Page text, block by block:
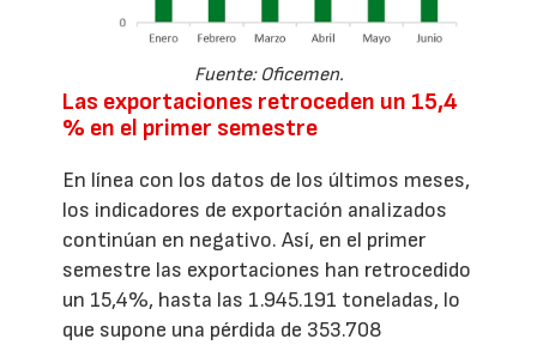
Fuente: Oficemen.
Las exportaciones retroceden un 15,4
% en el primer semestre
En línea con los datos de los últimos meses,
los indicadores de exportación analizados
continúan en negativo. Así, en el primer
semestre las exportaciones han retrocedido
un 15,4%, hasta las 1.945.191 toneladas, lo
que supone una pérdida de 353.708